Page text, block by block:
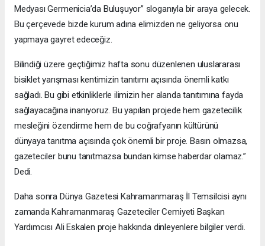
Medyası Germenicia’da Buluşuyor” sloganıyla bir araya gelecek.
Bu çerçevede bizde kurum adına elimizden ne geliyorsa onu
yapmaya gayret edeceğiz.
Bilindiği üzere geçtiğimiz hafta sonu düzenlenen uluslararası
bisiklet yarışması kentimizin tanıtımı açısında önemli katkı
sağladı. Bu gibi etkinliklerle ilimizin her alanda tanıtımına fayda
sağlayacağına inanıyoruz. Bu yapılan projede hem gazetecilik
mesleğini özendirme hem de bu coğrafyanın kültürünü
dünyaya tanıtma açısında çok önemli bir proje. Basın olmazsa,
gazeteciler bunu tanıtmazsa bundan kimse haberdar olamaz.”
Dedi.
Daha sonra Dünya Gazetesi Kahramanmaraş İl Temsilcisi aynı
zamanda Kahramanmaraş Gazeteciler Cemiyeti Başkan
Yardımcısı Ali Eskalen proje hakkında dinleyenlere bilgiler verdi.